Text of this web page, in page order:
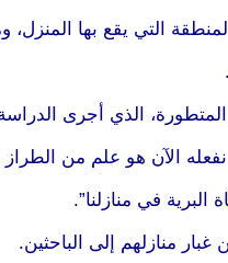
التي يقع بها
المتطورة، الذي أجرى
الآن هو علم من
في منازلنا”.